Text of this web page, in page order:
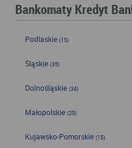
Bankomaty Kredyt
Podlaskie (15)
Śląskie (35)
Dolnośląskie (34)
Małopolskie (29)
Kujawsko-Pomorskie (15)